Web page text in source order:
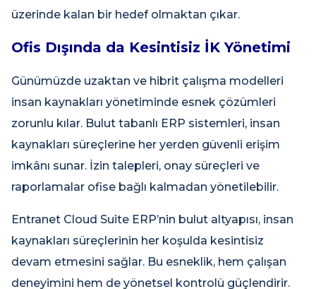
üzerinde kalan bir hedef olmaktan çıkar.
Ofis Dışında da Kesintisiz İK Yönetimi
Günümüzde uzaktan ve hibrit çalışma modelleri
insan kaynakları yönetiminde esnek çözümleri
zorunlu kılar. Bulut tabanlı ERP sistemleri, insan
kaynakları süreçlerine her yerden güvenli erişim
imkânı sunar. İzin talepleri, onay süreçleri ve
raporlamalar ofise bağlı kalmadan yönetilebilir.
Entranet Cloud Suite ERP’nin bulut altyapısı, insan
kaynakları süreçlerinin her koşulda kesintisiz
devam etmesini sağlar. Bu esneklik, hem çalışan
deneyimini hem de yönetsel kontrolü güçlendirir.